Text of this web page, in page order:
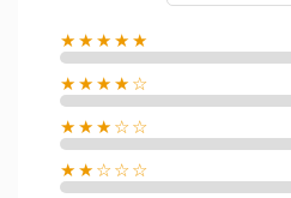
★★★★★
★★★★☆
★★★☆☆
★★☆☆☆